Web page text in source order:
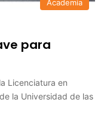
Academia
para
Licenciatura en
la Universidad de las